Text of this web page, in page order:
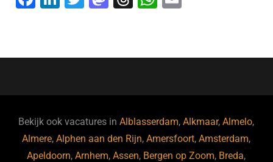
e
o
o
k
e
n
er o
o
n
a
s
s
p
p
l
Bekijk ook vacatures inAlblasserdam,Alkmaar,Almelo,
Almere,Alphen aan den Rijn,Amersfoort,Amsterdam,
Apeldoorn,Arnhem,Assen, Bergen op Zoom, Breda,